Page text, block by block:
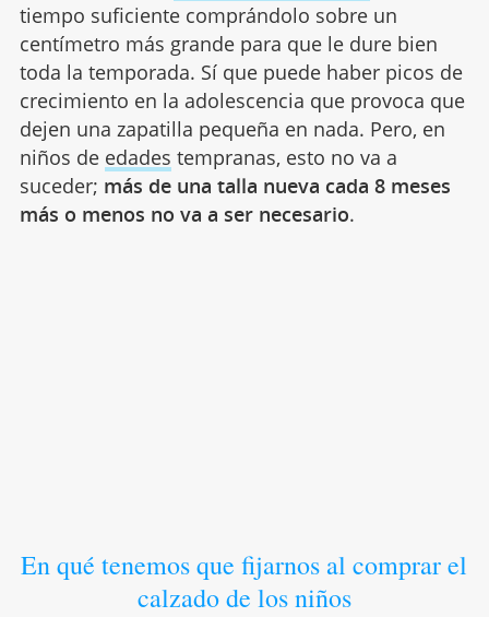
tiempo suficiente comprándolo sobre un
centímetro más grande para que le dure bien
toda la temporada. Sí que puede haber picos de
crecimiento en la adolescencia que provoca que
dejen una zapatilla pequeña en nada. Pero, en
niños de edades tempranas, esto no va a
suceder; más de una talla nueva cada 8 meses
más o menos no va a ser necesario.
En qué tenemos que fijarnos al comprar el
calzado de los niños